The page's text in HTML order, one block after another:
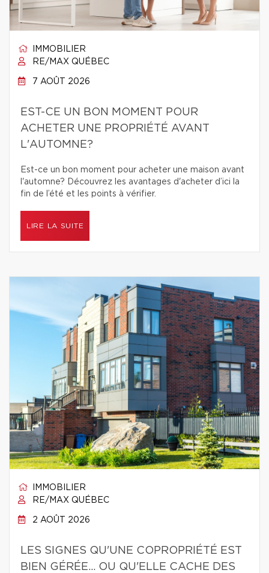
IMMOBILIER
RE/MAX QUÉBEC
7 AOÛT 2026
EST-CE UN BON MOMENT POUR
ACHETER UNE PROPRIÉTÉ AVANT
L'AUTOMNE?
Est-ce un bon moment pour acheter une maison avant
l'automne? Découvrez les avantages d'acheter d’ici la
fin de l’été et les points à vérifier.
LIRE LA SUITE
IMMOBILIER
RE/MAX QUÉBEC
2 AOÛT 2026
LES SIGNES QU'UNE COPROPRIÉTÉ EST
BIEN GÉRÉE… OU QU'ELLE CACHE DES